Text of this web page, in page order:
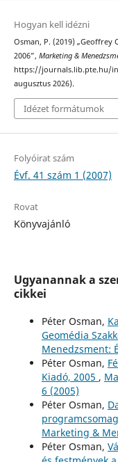
Hogyan kell idézni
Osman, P. (2019) „Geoffrey
2006”, Marketing &
https://journals.lib.pte.hu/
augusztus 2026).
Idézet formátumok
Folyóirat szám
Évf. 41 szám 1 (2007)
Rovat
Könyvajánló
Ugyanannak a
cikkei
Péter Osman,
Geomédia
Menedzsment:
Péter Osman,
Kiadó, 2005 ,
6 (2005)
Péter Osman,
Marketing &
Péter Osman,